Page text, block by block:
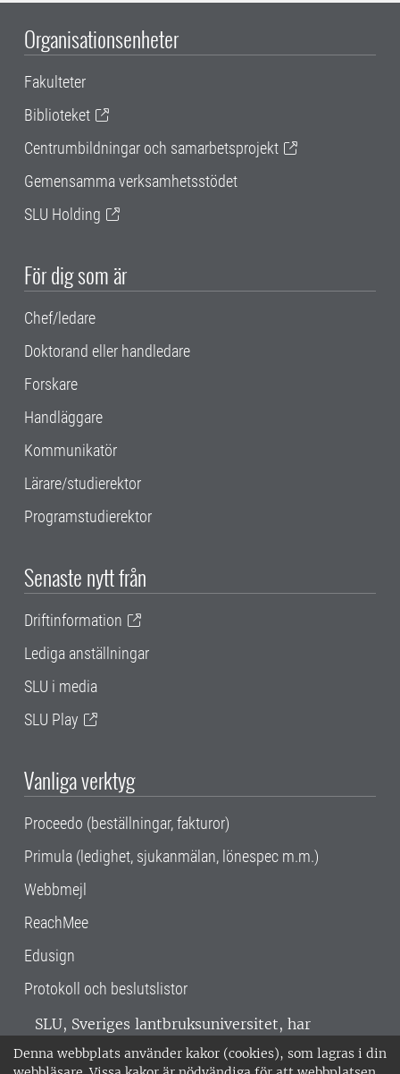
Denna webbplats använder kakor (cookies), som lagras i din
Organisationsenheter
Fakulteter
Biblioteket
Centrumbildningar och samarbetsprojekt
Gemensamma verksamhetsstödet
SLU Holding
För dig som är
Chef/ledare
Doktorand eller handledare
Forskare
Handläggare
Kommunikatör
Lärare/studierektor
Programstudierektor
Senaste nytt från
Driftinformation
Lediga anställningar
SLU i media
SLU Play
Vanliga verktyg
Proceedo (beställningar, fakturor)
Primula (ledighet, sjukanmälan, lönespec m.m.)
Webbmejl
ReachMee
Edusign
Protokoll och beslutslistor
SLU, Sveriges lantbruksuniversitet, har
verksamhet över hela Sverige. Huvudorter är
Alnarp, Uppsala och Umeå.SLU är